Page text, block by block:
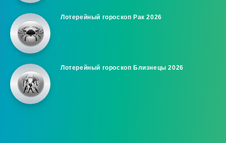
Лотерейный гороскоп Рак 2026
Лотерейный гороскоп Близнецы 2026